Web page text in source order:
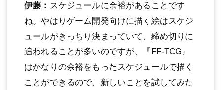
伊藤： スケジュールに余裕があることです
ね。やはりゲーム開発向けに描く絵はスケジ
ュールがきっちり決まっていて、締め切りに
追われることが多いのですが、『FF-TCG』
はかなりの余裕をもったスケジュールで描く
ことができるので、新しいことを試してみた